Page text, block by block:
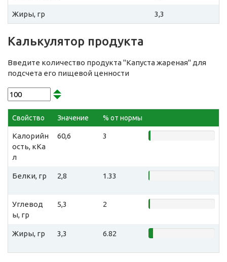
Жиры, гр 3,3
Калькулятор продукта
Введите количество продукта "Капуста жареная" для
подсчета его пищевой ценности
Свойство Значение % от нормы
Калорийн
ость, кКа
л
60,6 3
Белки, гр 2,8 1.33
Углевод
ы, гр
5,3 2
Жиры, гр 3,3 6.82